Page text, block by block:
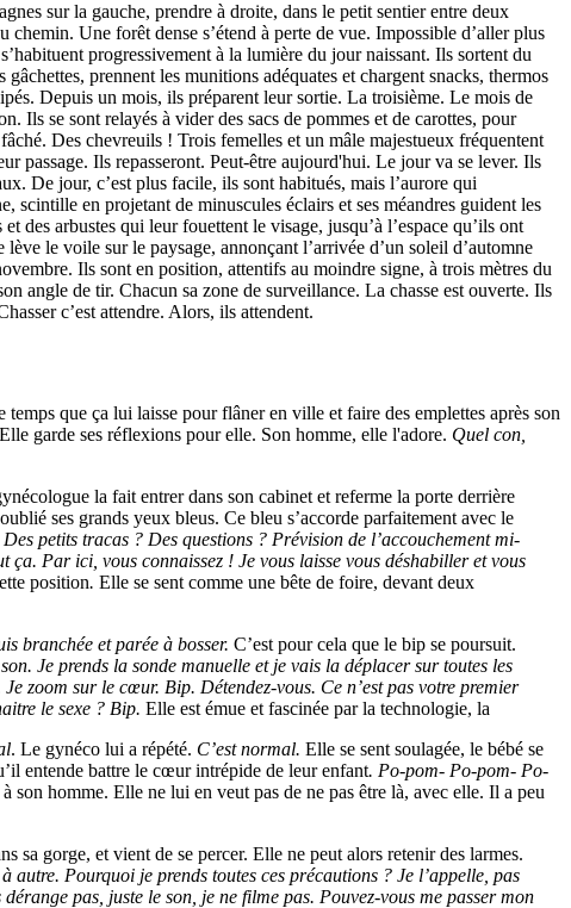
sur la gauche, prendre à droite, dans le petit sentier entre deux
Une forêt dense s’étend à perte de vue. Impossible d’aller plus
progressivement à la lumière du jour naissant. Ils sortent du
prennent les munitions adéquates et chargent snacks, thermos
Depuis un mois, ils préparent leur sortie. La troisième. Le mois de
Ils se sont relayés à vider des sacs de pommes et de carottes, pour
Des chevreuils ! Trois femelles et un mâle majestueux fréquentent
passage. Ils repasseront. Peut-être aujourd'hui. Le jour va se lever. Ils
De jour, c’est plus facile, ils sont habitués, mais l’aurore qui
scintille en projetant de minuscules éclairs et ses méandres guident les
des arbustes qui leur fouettent le visage, jusqu’à l’espace qu’ils ont
le voile sur le paysage, annonçant l’arrivée d’un soleil d’automne
Ils sont en position, attentifs au moindre signe, à trois mètres du
angle de tir. Chacun sa zone de surveillance. La chasse est ouverte. Ils
c’est attendre. Alors, ils attendent.
temps que ça lui laisse pour flâner en ville et faire des emplettes après son
garde ses réflexions pour elle. Son homme, elle l'adore. Quel con,
la fait entrer dans son cabinet et referme la porte derrière
ses grands yeux bleus. Ce bleu s’accorde parfaitement avec le
petits tracas ? Des questions ? Prévision de l’accouchement mi-
ça. Par ici, vous connaissez ! Je vous laisse vous déshabiller et vous
position. Elle se sent comme une bête de foire, devant deux
branchée et parée à bosser. C’est pour cela que le bip se poursuit.
Je prends la sonde manuelle et je vais la déplacer sur toutes les
Je zoom sur le cœur. Bip. Détendez-vous. Ce n’est pas votre premier
le sexe ? Bip. Elle est émue et fascinée par la technologie, la
. Le gynéco lui a répété. C’est normal. Elle se sent soulagée, le bébé se
entende battre le cœur intrépide de leur enfant. Po-pom- Po-pom- Po-
homme. Elle ne lui en veut pas de ne pas être là, avec elle. Il a peu
sa gorge, et vient de se percer. Elle ne peut alors retenir des larmes.
autre. Pourquoi je prends toutes ces précautions ? Je l’appelle, pas
dérange pas, juste le son, je ne filme pas. Pouvez-vous me passer mon